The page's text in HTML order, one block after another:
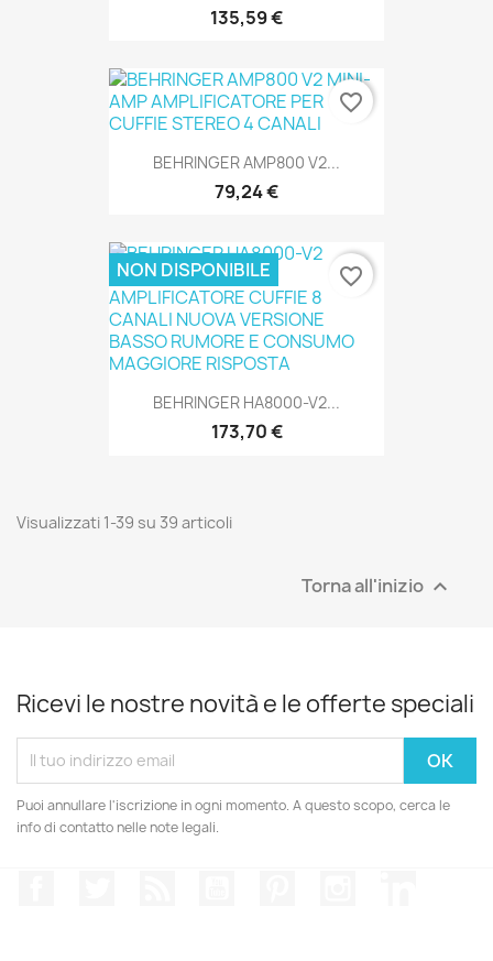
135,59 €
BEHRINGER AMP800 V2...
79,24 €
SOLO ONLINE
favorite_border
BEHRINGER HA8000-V2...
173,70 €
NON DISPONIBILE favorite_border
Visualizzati 1-39 su 39 articoli
Torna all'inizio 
Ricevi le nostre novità e le offerte speciali
Puoi annullare l'iscrizione in ogni momento. A questo scopo, cerca le
info di contatto nelle note legali.